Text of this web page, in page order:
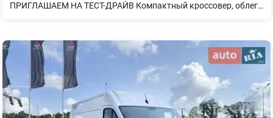
ПРИГЛАШАЕМ НА ТЕСТ-ДРАЙВ Компактный кроссовер, облегчающий передвижение по городу. С пространством для пяти человек и их снаряжения, новая Puma делает поездки более приятными и комфортными благодаря полностью обновленному интерьеру, большим цифровым дисплеям, самым современным возможностям подключения и передовым технологиям вождения. Два больших экрана позволяют водителям всегда быть в курсе событий и контролировать ситуацию. 12.8" цифровая приборная панель. Посмотрите все, что вам нужно знать. 12” SYNC® сенсорный экран. Будьте всегда в курсе событий: интенсивность движения, погода, карты и ваша любимая музыка. В авто Puma вы сможете подзарядиться с помощью беспроводного зарядного устройства. Он встроен в центральную консоль, так что сохраняет салон чистым и не загроможденным. БОЛЬШОЕ ПРОСТРАНСТВО ДЛЯ ХРАНЕНИЯ Новый автомобиль Ford Puma предлагает 456 литров багажного пространства (1126 литров со сложенными задними сиденьями). Это включает дополнительные 80 литров хранилища Megabox для вашего габаритного багажа.